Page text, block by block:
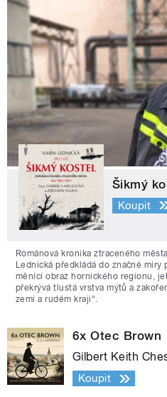
Šikmý
Koupit
Románová kronika ztraceného
Lednická předkládá do značné míry
měnící obraz hornického regionu,
překrývá tlustá vrstva mýtů a
zemi a rudém kraji“.
6x Otec Brown
Gilbert Keith
Koupit